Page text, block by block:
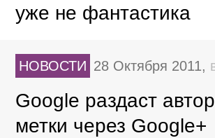
уже не фантастика
НОВОСТИ 28 Октября 2011,
Google раздаст
метки через Google+